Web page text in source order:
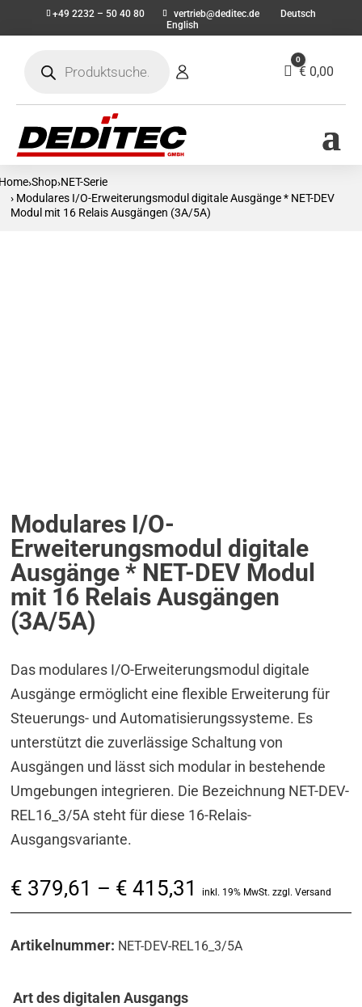
+49 2232 – 50 40 80 vertrieb@deditec.de
Deutsch
English
search
Warenkorb
0
€ 0,00
›Shop›NET-Serie
› Modulares I/O-Erweiterungsmodul digitale Ausgänge * NET-DEV
Modul mit 16 Relais Ausgängen (3A/5A)
Modulares I/O-
Erweiterungsmodul digitale
Ausgänge * NET-DEV Modul
mit 16 Relais Ausgängen
(3A/5A)
Das modulares I/O-Erweiterungsmodul digitale
Ausgänge ermöglicht eine flexible Erweiterung für
Steuerungs- und Automatisierungssysteme. Es
unterstützt die zuverlässige Schaltung von
Ausgängen und lässt sich modular in bestehende
Umgebungen integrieren. Die Bezeichnung NET-DEV-
REL16_3/5A steht für diese 16-Relais-
Ausgangsvariante.
€ 379,61 – € 415,31 Preisspanne:
€ 379,61
bis
€ 415,31
inkl. 19% MwSt. zzgl. Versand
Artikelnummer: NET-DEV-REL16_3/5A
Art des digitalen Ausgangs